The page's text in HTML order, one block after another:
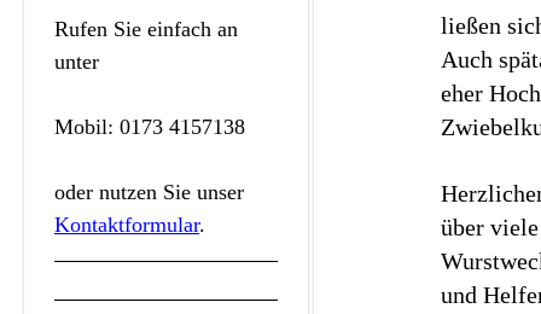
Rufen Sie einfach an
unter
Mobil: 0173 4157138
oder nutzen Sie unser
Kontaktformular.
ließen
Auch
eher
über
und